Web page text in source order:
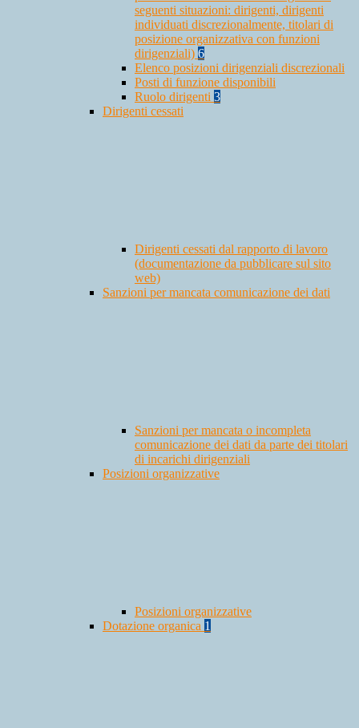
seguenti situazioni: dirigenti, dirigenti
individuati discrezionalmente, titolari di
posizione organizzativa con funzioni
dirigenziali) 6
Elenco posizioni dirigenziali discrezionali
Posti di funzione disponibili
Ruolo dirigenti 3
Dirigenti cessati
Dirigenti cessati dal rapporto di lavoro
(documentazione da pubblicare sul sito
web)
Sanzioni per mancata comunicazione dei dati
Sanzioni per mancata o incompleta
comunicazione dei dati da parte dei titolari
di incarichi dirigenziali
Posizioni organizzative
Posizioni organizzative
Dotazione organica 1